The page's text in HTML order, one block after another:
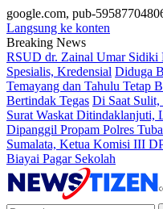
google.com, pub-
Langsung ke konten
Breaking News
RSUD dr. Zainal Umar Sidiki
Spesialis, Kredensial Diduga
Temayang dan Tahulu Tetap
Bertindak Tegas Di Saat
Surat Waskat Ditindaklanjuti,
Dipanggil Propam Polres
Sumalata, Ketua Komisi III
Biayai Pagar Sekolah